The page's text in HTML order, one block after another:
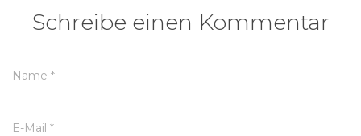
Schreibe einen Kommentar
Name *
E-Mail *